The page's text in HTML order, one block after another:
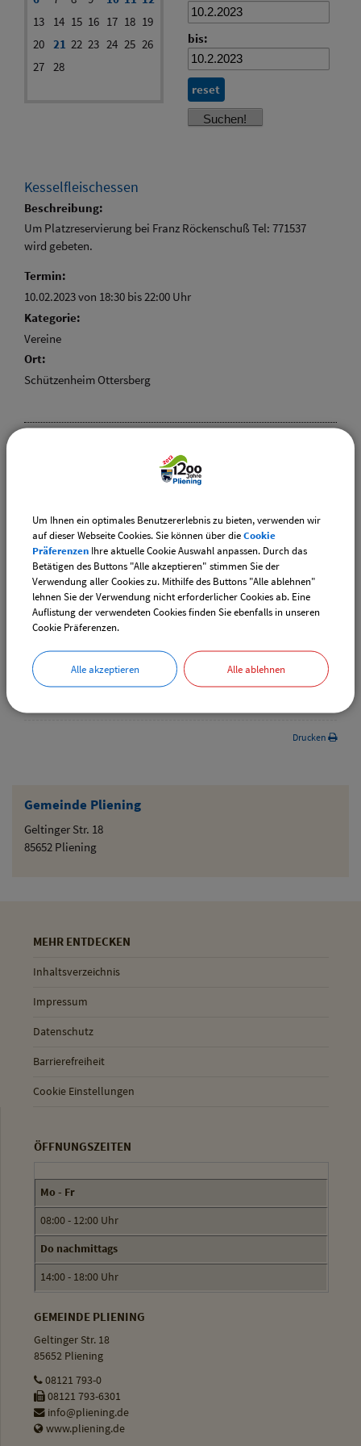
Gemeinde Pliening
Geltinger Str. 18
85652 Pliening
13
14 15 16 17 18 19
20 21 22 23 24 25 26
27 28
bis:
reset
Kesselfleischessen
Beschreibung:
Um Platzreservierung bei Franz Röckenschuß Tel: 771537
wird gebeten.
Termin:
10.02.2023 von 18:30 bis 22:00 Uhr
Kategorie:
Vereine
Ort:
Schützenheim Ottersberg
Diese Vereine bieten Veranstaltungen speziell für junge
Leute an.
Downloads
Den gewählten Termin als VCS-Kalenderdatei
downloaden
Den gewählten Termin als iCal-Kalenderdatei
downloaden
Drucken
MEHR ENTDECKEN
Inhaltsverzeichnis
Impressum
Datenschutz
Barrierefreiheit
Cookie Einstellungen
ÖFFNUNGSZEITEN
Mo - Fr
08:00 - 12:00 Uhr
Do nachmittags
14:00 - 18:00 Uhr
GEMEINDE PLIENING
Geltinger Str. 18
85652 Pliening
08121 793-0
08121 793-6301
info@pliening.de
www.pliening.de
Um Ihnen ein optimales Benutzererlebnis zu bieten, verwenden wir
auf dieser Webseite Cookies. Sie können über dieCookie
Präferenzen Ihre aktuelle Cookie Auswahl anpassen. Durch das
Betätigen des Buttons "Alle akzeptieren" stimmen Sie der
Verwendung aller Cookies zu. Mithilfe des Buttons "Alle ablehnen"
lehnen Sie der Verwendung nicht erforderlicher Cookies ab. Eine
Auflistung der verwendeten Cookies finden Sie ebenfalls in unseren
Cookie Präferenzen.
Alle akzeptieren Alle ablehnen